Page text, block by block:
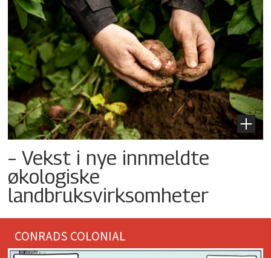
– Vekst i nye innmeldte
økologiske
landbruksvirksomheter
CONRADS COLONIAL